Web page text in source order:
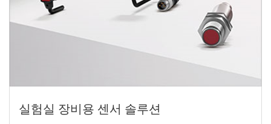
실험실 장비용 센서 솔루션